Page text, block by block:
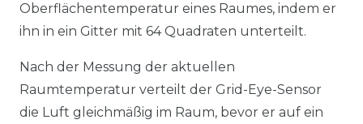
Oberflächentemperatur eines Raumes, indem er
ihn in ein Gitter mit 64 Quadraten unterteilt.
Nach der Messung der aktuellen
Raumtemperatur verteilt der Grid-Eye-Sensor
die Luft gleichmäßig im Raum, bevor er auf ein